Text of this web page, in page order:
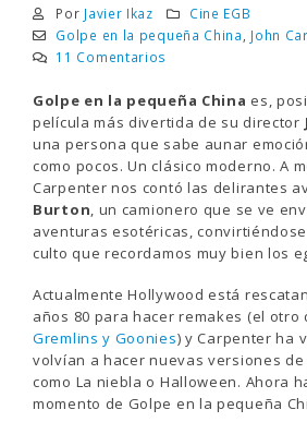
Por Javier Ikaz
Cine EGB
Golpe en la pequeña China
John
11 Comentarios
Golpe en la pequeña China es,
película más divertida de su director
una persona que sabe aunar
como pocos. Un clásico moderno. A
Carpenter nos contó las delirantes
Burton, un camionero que se ve
aventuras esotéricas,
culto que recordamos muy bien los
Actualmente Hollywood está
años 80 para hacer remakes (el otro
Gremlins y Goonies) y Carpenter ha
volvían a hacer nuevas versiones
como La niebla o Halloween. Ahora
momento de Golpe en la pequeña